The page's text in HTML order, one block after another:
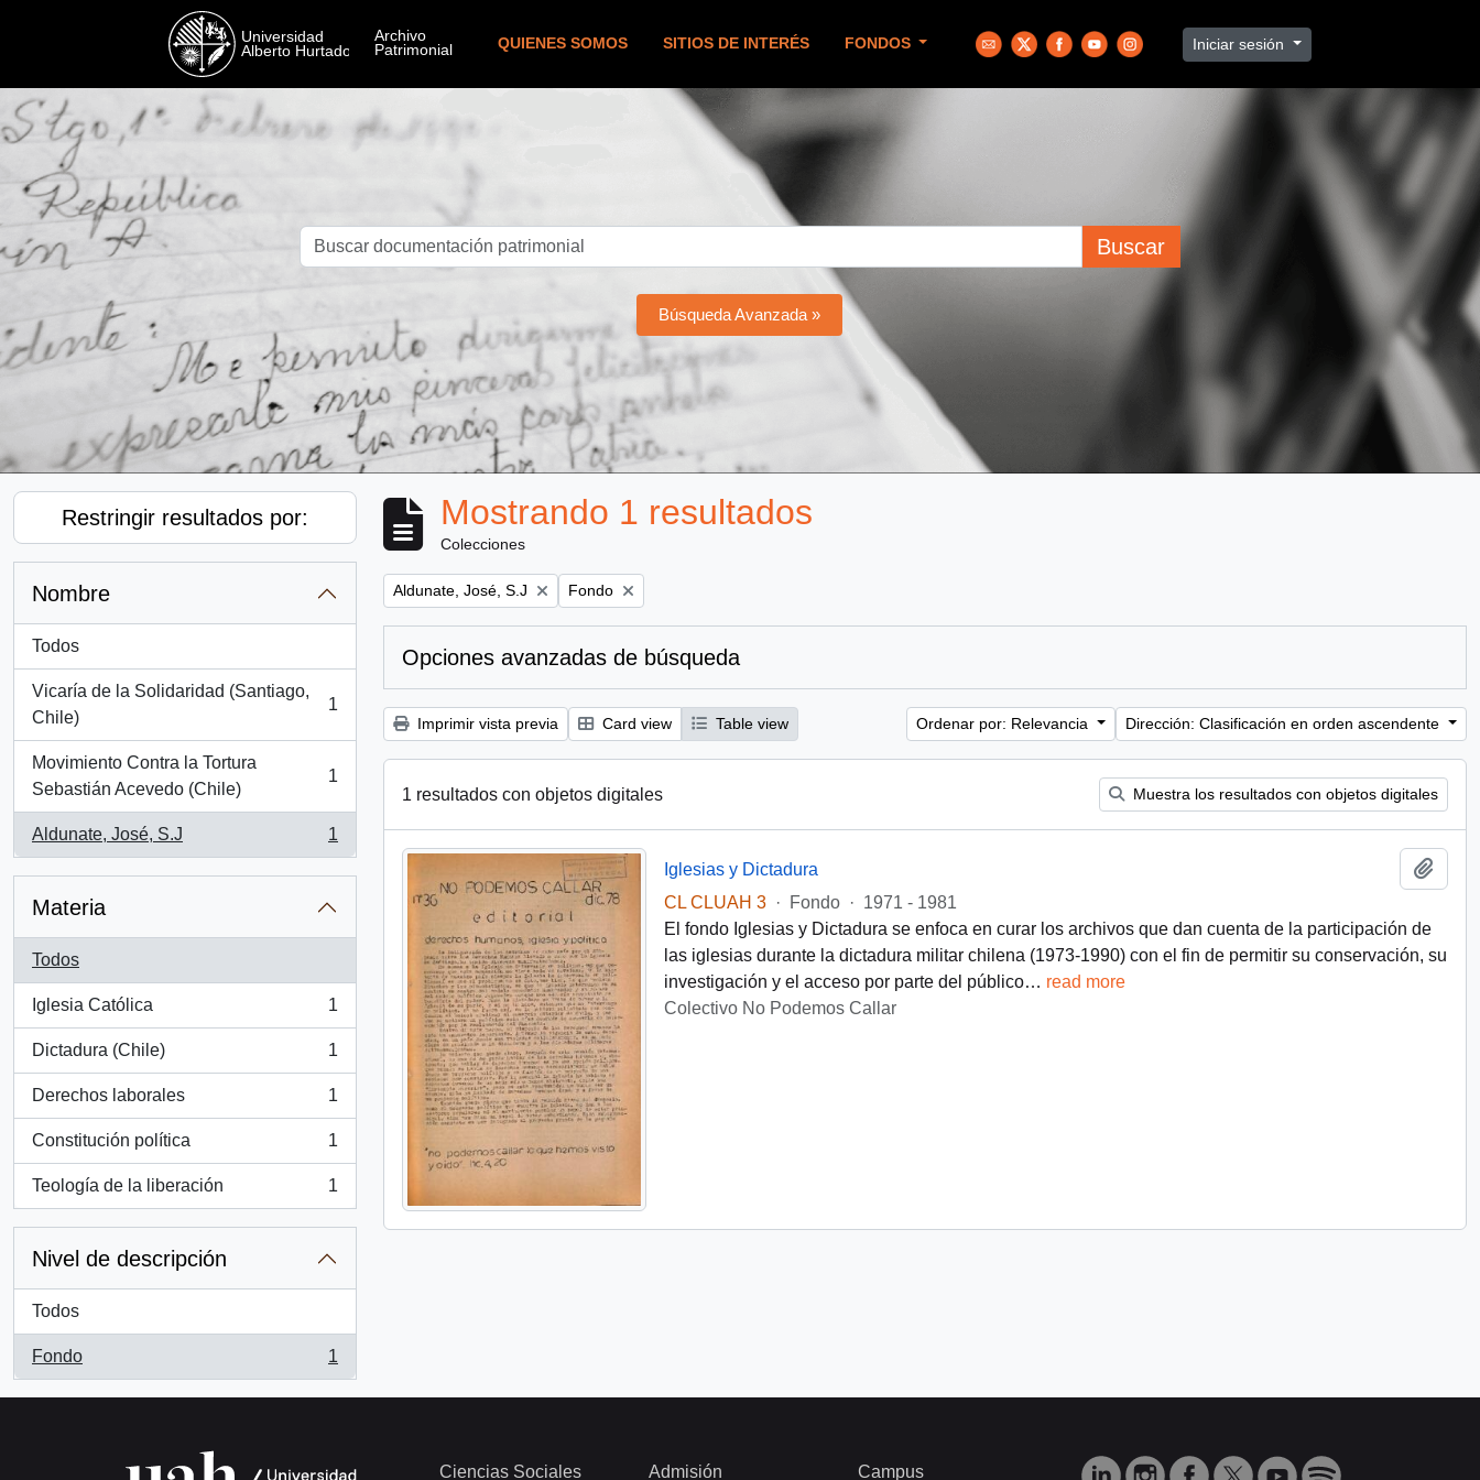
QUIENES SOMOS SITIOS DE INTERÉS FONDOS Iniciar sesión
Buscar
Búsqueda Avanzada »
Restringir resultados por:
Nombre
Todos
Vicaría de la Solidaridad (Santiago,
Chile)
, 1 resultados
1
Movimiento Contra la Tortura
Sebastián Acevedo (Chile)
, 1 resultados
1
Aldunate, José, S.J
, 1 resultados
1
Materia
Todos
Iglesia Católica
, 1 resultados
1
Dictadura (Chile)
, 1 resultados
1
Derechos laborales
, 1 resultados
1
Constitución política
, 1 resultados
1
Teología de la liberación
, 1 resultados
1
Nivel de descripción
Todos
Fondo
, 1 resultados
1
Mostrando 1 resultados
Colecciones
Remove filter:
Aldunate, José, S.J Remove filter:
Fondo
Opciones avanzadas de búsqueda
Imprimir vista previa Card view Table view Ordenar por: Relevancia Dirección: Clasificación en orden ascendente
1 resultados con objetos digitales Muestra los resultados con objetos digitales
Iglesias y Dictadura
CL CLUAH 3
· Fondo · 1971 - 1981
El fondo Iglesias y Dictadura se enfoca en curar los archivos que dan cuenta de la participación de
las iglesias durante la dictadura militar chilena (1973-1990) con el fin de permitir su conservación, su
investigación y el acceso por parte del público… read more
Colectivo No Podemos Callar
Ciencias Sociales Admisión Campus